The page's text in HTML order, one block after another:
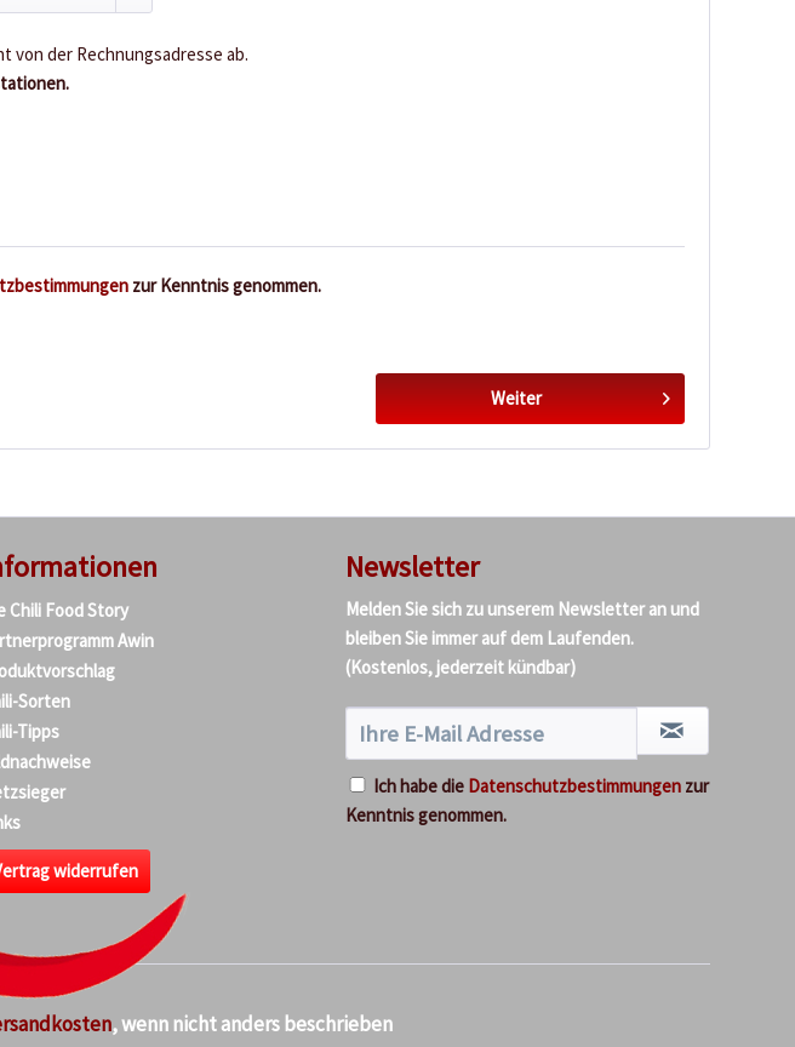
von der Rechnungsadresse ab.
zur Kenntnis genommen.
Weiter
Chili Food Story
Awin
Sorten
Tipps
widerrufen
Newsletter
Melden Sie sich zu unserem Newsletter an und
bleiben Sie immer auf dem Laufenden.
(Kostenlos, jederzeit kündbar)
Ich habe die Datenschutzbestimmungen zur
Kenntnis genommen.
, wenn nicht anders beschrieben